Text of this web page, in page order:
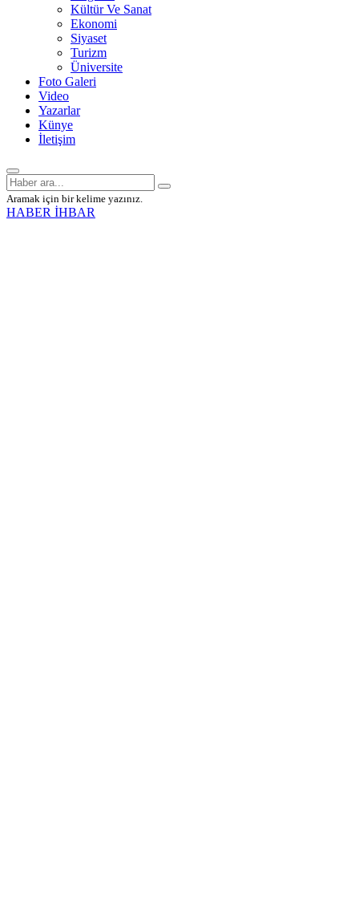
Kültür Ve Sanat
Ekonomi
Siyaset
Turizm
Üniversite
Foto Galeri
Video
Yazarlar
Künye
İletişim
Aramak için bir kelime yazınız.
HABER İHBAR